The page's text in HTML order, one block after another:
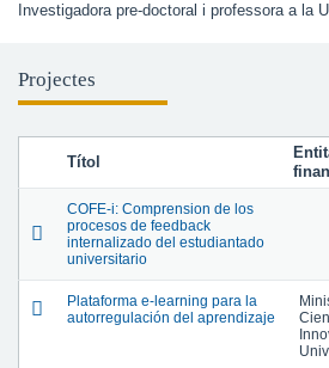
Investigadora pre-doctoral i professora a la
Projectes
Títol
COFE-i: Comprension de los
procesos de feedback
internalizado del estudiantado
universitario
Plataforma e-learning para la
autorregulación del aprendizaje